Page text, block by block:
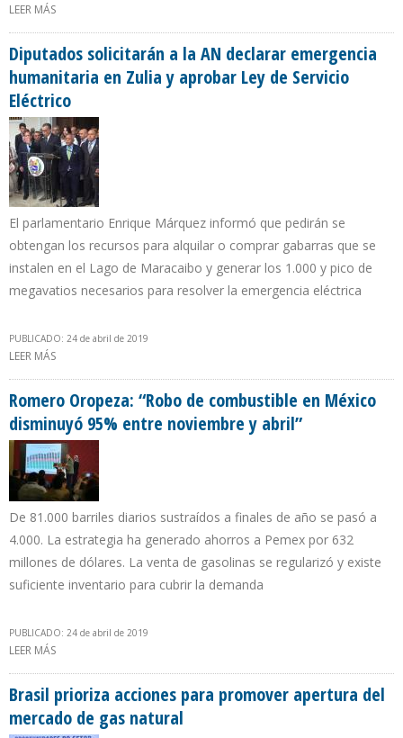
LEER MÁS
Diputados solicitarán a la AN declarar emergencia
humanitaria en Zulia y aprobar Ley de Servicio
Eléctrico
El parlamentario Enrique Márquez informó que pedirán se
obtengan los recursos para alquilar o comprar gabarras que se
instalen en el Lago de Maracaibo y generar los 1.000 y pico de
megavatios necesarios para resolver la emergencia eléctrica
PUBLICADO: 24 de abril de 2019
LEER MÁS
Romero Oropeza: “Robo de combustible en México
disminuyó 95% entre noviembre y abril”
De 81.000 barriles diarios sustraídos a finales de año se pasó a
4.000. La estrategia ha generado ahorros a Pemex por 632
millones de dólares. La venta de gasolinas se regularizó y existe
suficiente inventario para cubrir la demanda
PUBLICADO: 24 de abril de 2019
LEER MÁS
Brasil prioriza acciones para promover apertura del
mercado de gas natural